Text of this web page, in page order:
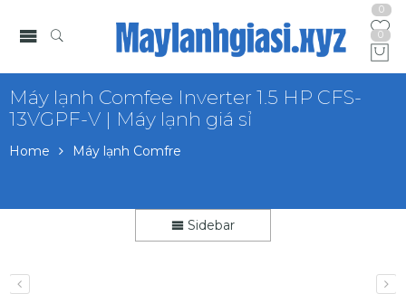
0
0
Máy lạnh Comfee Inverter 1.5 HP CFS-
13VGPF-V | Máy lạnh giá sỉ
Home Máy lạnh Comfre
Sidebar